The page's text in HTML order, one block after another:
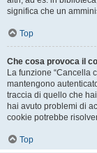
significa che un
Top
Che cosa provoca il
La funzione “Cancella
mantengono
traccia di quello che
hai avuto problemi di
cookie potrebbe
Top